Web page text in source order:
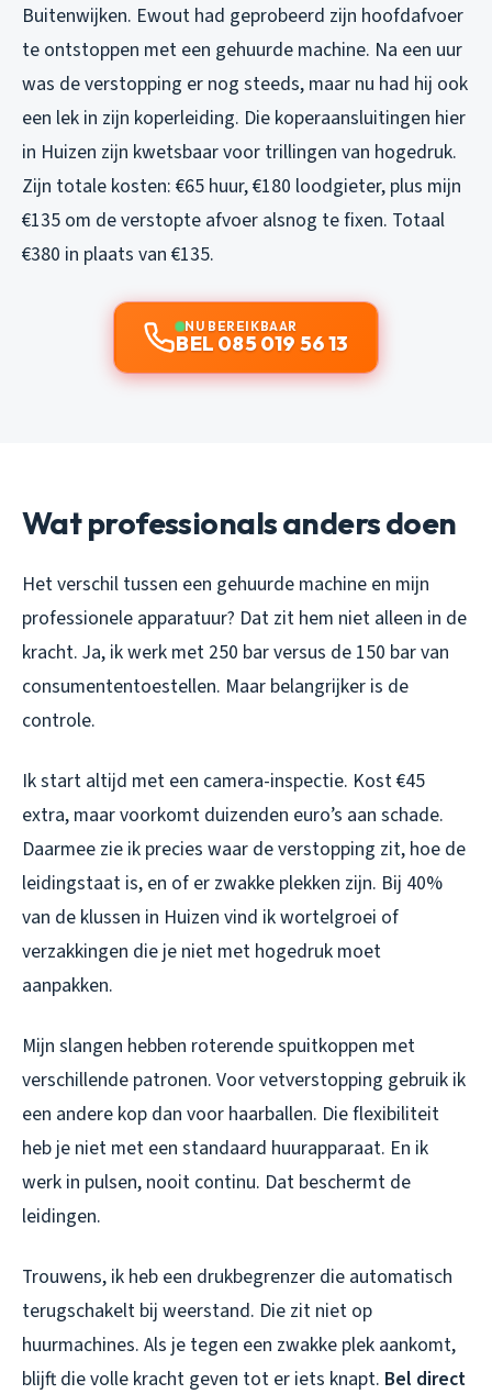
Buitenwijken. Ewout had geprobeerd zijn hoofdafvoer
te ontstoppen met een gehuurde machine. Na een uur
was de verstopping er nog steeds, maar nu had hij ook
een lek in zijn koperleiding. Die koperaansluitingen hier
in Huizen zijn kwetsbaar voor trillingen van hogedruk.
Zijn totale kosten: €65 huur, €180 loodgieter, plus mijn
€135 om de verstopte afvoer alsnog te fixen. Totaal
€380 in plaats van €135.
NU BEREIKBAAR
BEL 085 019 56 13
Wat professionals anders doen
Het verschil tussen een gehuurde machine en mijn
professionele apparatuur? Dat zit hem niet alleen in de
kracht. Ja, ik werk met 250 bar versus de 150 bar van
consumententoestellen. Maar belangrijker is de
controle.
Ik start altijd met een camera-inspectie. Kost €45
extra, maar voorkomt duizenden euro’s aan schade.
Daarmee zie ik precies waar de verstopping zit, hoe de
leidingstaat is, en of er zwakke plekken zijn. Bij 40%
van de klussen in Huizen vind ik wortelgroei of
verzakkingen die je niet met hogedruk moet
aanpakken.
Mijn slangen hebben roterende spuitkoppen met
verschillende patronen. Voor vetverstopping gebruik ik
een andere kop dan voor haarballen. Die flexibiliteit
heb je niet met een standaard huurapparaat. En ik
werk in pulsen, nooit continu. Dat beschermt de
leidingen.
Trouwens, ik heb een drukbegrenzer die automatisch
terugschakelt bij weerstand. Die zit niet op
huurmachines. Als je tegen een zwakke plek aankomt,
blijft die volle kracht geven tot er iets knapt. Bel direct